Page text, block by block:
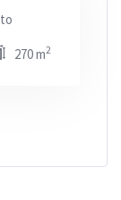
270 m2